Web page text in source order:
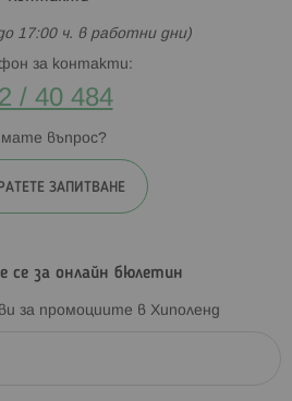
17:00 ч. в работни дни)
за контакти:
/ 40 484
въпрос?
ЗАПИТВАНЕ
се за онлайн бюлетин
за промоциите в Хиполенд